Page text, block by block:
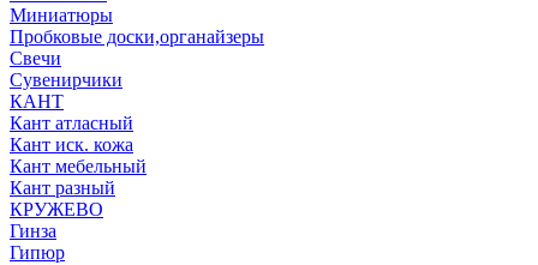
Миниатюры
Пробковые доски,органайзеры
Свечи
Сувенирчики
КАНТ
Кант атласный
Кант иск. кожа
Кант мебельный
Кант разный
КРУЖЕВО
Гинза
Гипюр